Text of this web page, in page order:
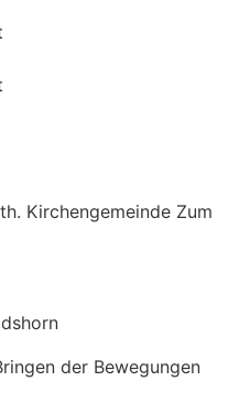
Kirchengemeinde Zum
der Bewegungen